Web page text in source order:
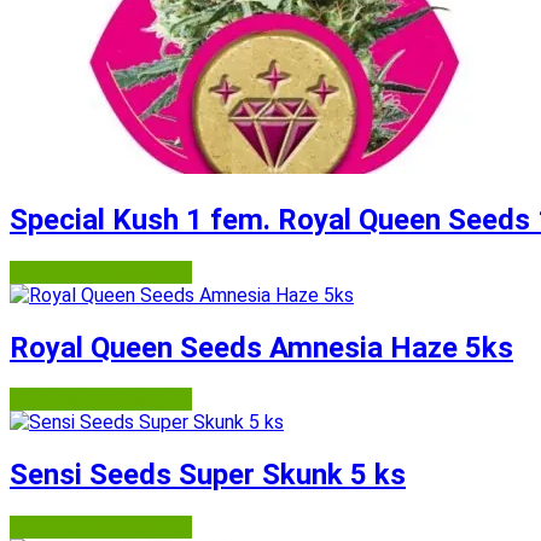
Special Kush 1 fem. Royal Queen Seeds
Royal Queen Seeds Amnesia Haze 5ks
Sensi Seeds Super Skunk 5 ks